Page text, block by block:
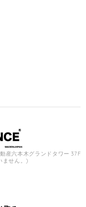
産六本木グランドタワー 37F
ません。)